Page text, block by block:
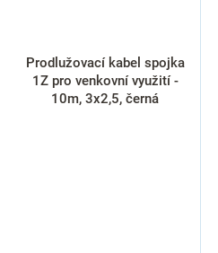
Prodlužovací kabel spojka
1Z pro venkovní využití -
10m, 3x2,5, černá